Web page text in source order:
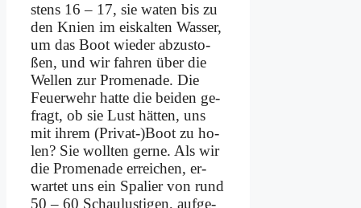
stens 16 – 17, sie wa­ten bis zu
den Knien im eis­kal­ten Was­ser,
um das Boot wie­der ab­zu­sto­
ßen, und wir fah­ren über die
Wel­len zur Pro­me­na­de. Die
Feu­er­wehr hat­te die bei­den ge­
fragt, ob sie Lust hät­ten, uns
mit ih­rem (Privat-)Boot zu ho­
len? Sie woll­ten ger­ne. Als wir
die Pro­me­na­de er­rei­chen, er­
war­tet uns ein Spa­lier von rund
50 – 60 Schau­lu­sti­gen, auf­ge­